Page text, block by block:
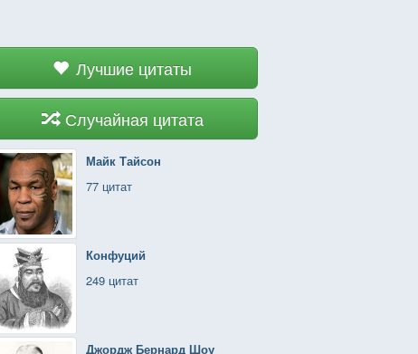
Лучшие цитаты
Случайная цитата
Майк Тайсон
77 цитат
Конфуций
249 цитат
Джордж Бернард Шоу